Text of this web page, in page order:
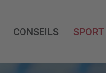
CONSEILS SPORT